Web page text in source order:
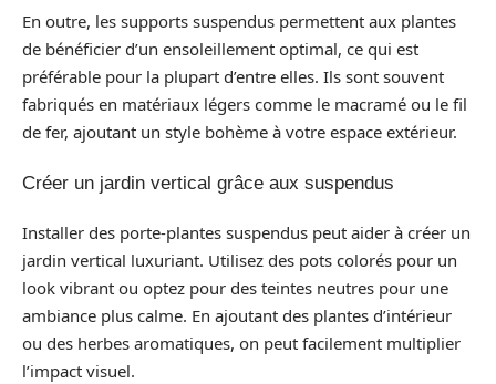
En outre, les supports suspendus permettent aux plantes
de bénéficier d’un ensoleillement optimal, ce qui est
préférable pour la plupart d’entre elles. Ils sont souvent
fabriqués en matériaux légers comme le macramé ou le fil
de fer, ajoutant un style bohème à votre espace extérieur.
Créer un jardin vertical grâce aux suspendus
Installer des porte-plantes suspendus peut aider à créer un
jardin vertical luxuriant. Utilisez des pots colorés pour un
look vibrant ou optez pour des teintes neutres pour une
ambiance plus calme. En ajoutant des plantes d’intérieur
ou des herbes aromatiques, on peut facilement multiplier
l’impact visuel.